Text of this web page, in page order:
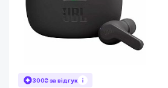
300₴ за відгук